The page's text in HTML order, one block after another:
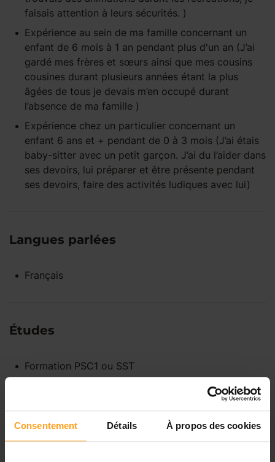
Consentement Détails À propos des cookies
faisais attention à leurs sécurités. )
Expérience au sein de ma famille concernant un
enfant de 6 mois à 1 an pendant plus d'un an (J’ai
gardé mes frères et sœurs ainsi que mes cousins
cousines durant plusieurs années étant la plus
âgées de tous je devais m’en occupé durant
l’absence de ma famille )
Expérience chez un particulier concernant un
enfant 6 ans et + pendant de 0 à 3 mois (J’ai étais
baby-sitter avec un petit garçon. J’ai du l’aider dans
ses devoirs, lui préparer et être présente pendant
ses devoirs, faire des activités ludiques avec lui)
Langues parlées
Français
Études
Formation PSC1 ou SST
Disponibilités